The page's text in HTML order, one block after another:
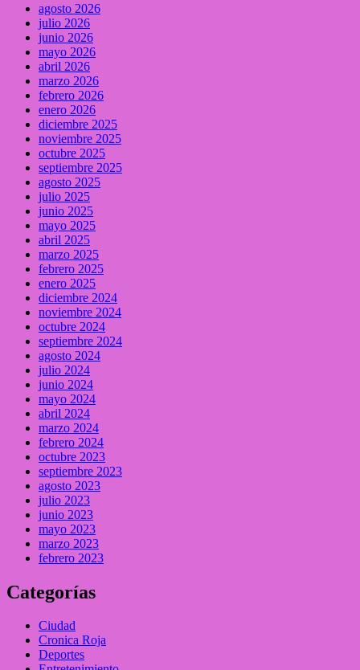
agosto 2026
julio 2026
junio 2026
mayo 2026
abril 2026
marzo 2026
febrero 2026
enero 2026
diciembre 2025
noviembre 2025
octubre 2025
septiembre 2025
agosto 2025
julio 2025
junio 2025
mayo 2025
abril 2025
marzo 2025
febrero 2025
enero 2025
diciembre 2024
noviembre 2024
octubre 2024
septiembre 2024
agosto 2024
julio 2024
junio 2024
mayo 2024
abril 2024
marzo 2024
febrero 2024
octubre 2023
septiembre 2023
agosto 2023
julio 2023
junio 2023
mayo 2023
marzo 2023
febrero 2023
Categorías
Ciudad
Cronica Roja
Deportes